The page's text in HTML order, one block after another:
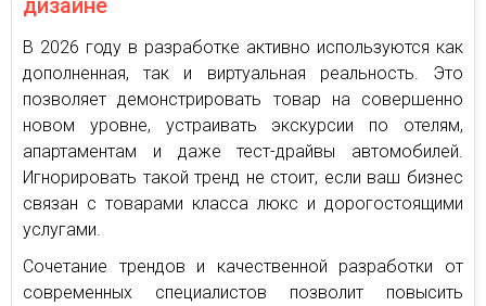
В 2026 году в разработке активно используются как
дополненная, так и виртуальная реальность. Это
позволяет демонстрировать товар на совершенно
новом уровне, устраивать экскурсии по отелям,
апартаментам и даже тест-драйвы автомобилей.
Игнорировать такой тренд не стоит, если ваш бизнес
связан с товарами класса люкс и дорогостоящими
услугами.
Сочетание трендов и качественной разработки от
современных специалистов позволит повысить